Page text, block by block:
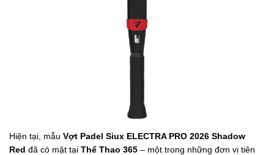
Hiện tại, mẫu Vợt Padel Siux ELECTRA PRO 2026 Shadow
Red đã có mặt tại Thể Thao 365 – một trong những đơn vị tiên